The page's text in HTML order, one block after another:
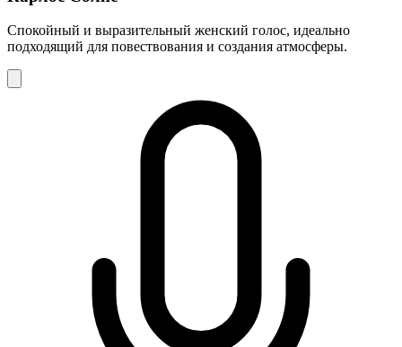
Спокойный и выразительный женский голос, идеально
подходящий для повествования и создания атмосферы.